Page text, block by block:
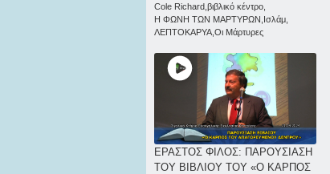
Cole Richard βιβλικό κέντρο
Η ΦΩΝΗ ΤΩΝ ΜΑΡΤΥΡΩΝ Ισλάμ
ΛΕΠΤΟΚΑΡΥΑ Οι Μάρτυρες
ΕΡΑΣΤΟΣ ΦΙΛΟΣ: ΠΑΡΟΥΣΙΑΣΗ
ΤΟΥ ΒΙΒΛΙΟΥ ΤΟΥ «Ο ΚΑΡΠΟΣ